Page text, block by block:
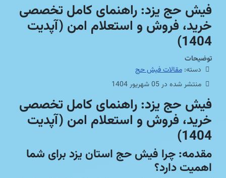
فیش حج یزد: راهنمای کامل تخصصی
خرید، فروش و استعلام امن (آپدیت
1404)
توضیحات
دسته:مقالات فیش حج
منتشر شده در 05 شهریور 1404
فیش حج یزد: راهنمای کامل تخصصی
خرید، فروش و استعلام امن (آپدیت
1404)
مقدمه: چرا فیش حج استان یزد برای شما
اهمیت دارد؟